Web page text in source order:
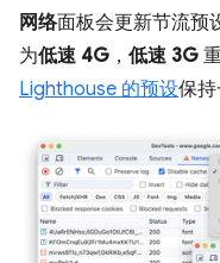
网络面板会更新节流预
为低速 4G ， 低速 3G
Lighthouse 的预设保持